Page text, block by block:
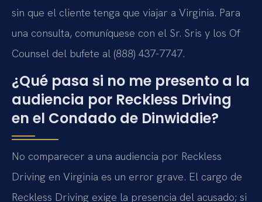
sin que el cliente tenga que viajar a Virginia. Para
una consulta, comuníquese con el Sr. Sris y los Of
Counsel del bufete al (888) 437-7747.
¿Qué pasa si no me presento a la
audiencia por Reckless Driving
en el Condado de Dinwiddie?
No comparecer a una audiencia por Reckless
Driving en Virginia es un error grave. El cargo de
Reckless Driving exige la presencia del acusado; si